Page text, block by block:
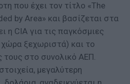
που έχει τον τίτλο «The
by Area» και βασίζεται στα
η CIA για τις παγκόσμιες
χώρα ξεχωριστά) και το
στο συνολικό ΑΕΠ.
μεγαλύτερη